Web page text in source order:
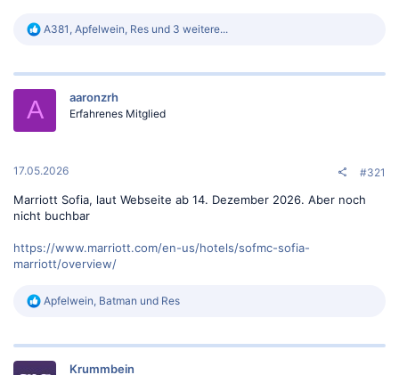
R
k
o
:
A381 , Apfelwein, Res und 3 weitere...
A aaronzrh
Erfahrenes Mitglied
17.05.2026 #321
Marriott Sofia, laut Webseite ab 14. Dezember 2026. Aber noch
nicht buchbar
https://www.marriott.com/en-us/hotels/sofmc-sofia-
marriott/overview/
R
k
i
Apfelwein, Batman und Res
Krummbein